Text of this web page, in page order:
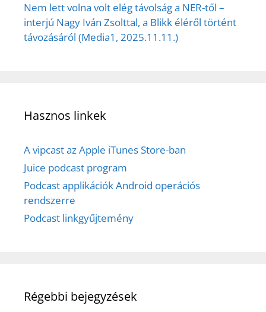
Nem lett volna volt elég távolság a NER-től –
interjú Nagy Iván Zsolttal, a Blikk éléről történt
távozásáról (Media1, 2025.11.11.)
Hasznos linkek
A vipcast az Apple iTunes Store-ban
Juice podcast program
Podcast applikációk Android operációs
rendszerre
Podcast linkgyűjtemény
Régebbi bejegyzések